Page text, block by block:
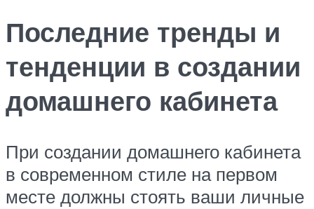
Последние тренды и
тенденции в создании
домашнего кабинета
При создании домашнего кабинета
в современном стиле на первом
месте должны стоять ваши личные